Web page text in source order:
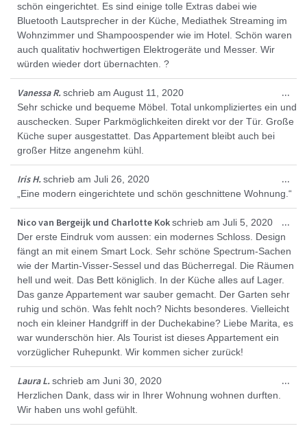
schön eingerichtet. Es sind einige tolle Extras dabei wie
Bluetooth Lautsprecher in der Küche, Mediathek Streaming im
Wohnzimmer und Shampoospender wie im Hotel. Schön waren
auch qualitativ hochwertigen Elektrogeräte und Messer. Wir
würden wieder dort übernachten. ?
Vanessa R.schrieb am August 11, 2020
Sehr schicke und bequeme Möbel. Total unkompliziertes ein und
auschecken. Super Parkmöglichkeiten direkt vor der Tür. Große
Küche super ausgestattet. Das Appartement bleibt auch bei
großer Hitze angenehm kühl.
...
Iris H.schrieb am Juli 26, 2020
„Eine modern eingerichtete und schön geschnittene Wohnung.“
...
Nico van Bergeijk und Charlotte Kokschrieb am Juli 5, 2020
Der erste Eindruk vom aussen: ein modernes Schloss. Design
fängt an mit einem Smart Lock. Sehr schöne Spectrum-Sachen
wie der Martin-Visser-Sessel und das Bücherregal. Die Räumen
hell und weit. Das Bett königlich. In der Küche alles auf Lager.
Das ganze Appartement war sauber gemacht. Der Garten sehr
ruhig und schön. Was fehlt noch? Nichts besonderes. Vielleicht
noch ein kleiner Handgriff in der Duchekabine? Liebe Marita, es
war wunderschön hier. Als Tourist ist dieses Appartement ein
vorzüglicher Ruhepunkt. Wir kommen sicher zurück!
...
Laura L.schrieb am Juni 30, 2020
Herzlichen Dank, dass wir in Ihrer Wohnung wohnen durften.
Wir haben uns wohl gefühlt.
...